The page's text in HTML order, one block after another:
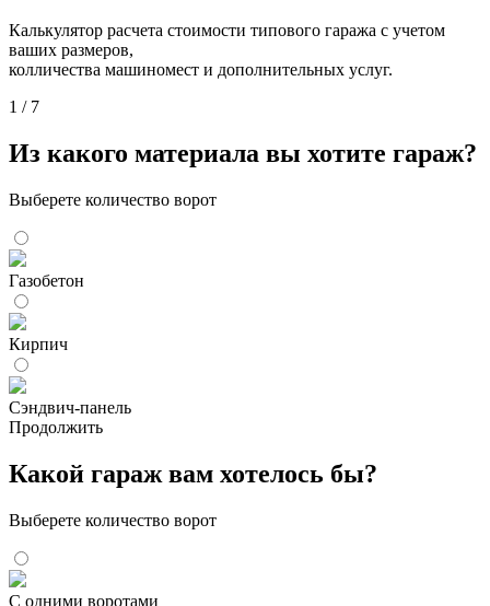
Калькулятор расчета стоимости типового гаража с учетом
ваших размеров,
колличества машиномест и дополнительных услуг.
1 / 7
Из какого материала вы хотите гараж?
Выберете количество ворот
Газобетон
Кирпич
Сэндвич-панель
Продолжить
Какой гараж вам хотелось бы?
Выберете количество ворот
С одними воротами